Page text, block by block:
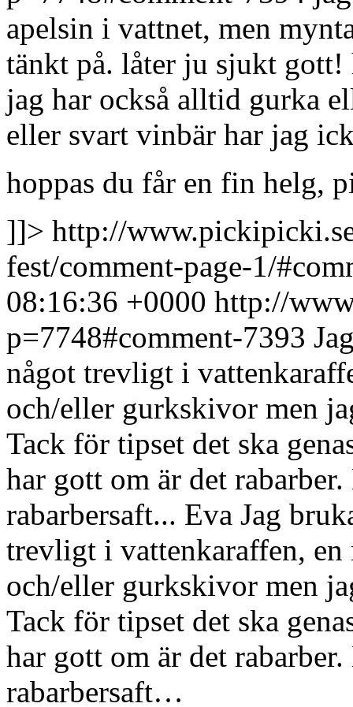
apelsin i vattnet, men
tänkt på. låter ju sjukt
jag har också alltid gurka
eller svart vinbär har jag
hoppas du får en fin helg,
]]> http://
fest/comment-page-1/
08:16:36 +0000 http://
p=7748#comment-7393
något trevligt i
och/eller gurkskivor men
Tack för tipset det ska
har gott om är det
rabarbersaft... Eva Jag
trevligt i vattenkaraffen,
och/eller gurkskivor men
Tack för tipset det ska
har gott om är det
rabarbersaft…